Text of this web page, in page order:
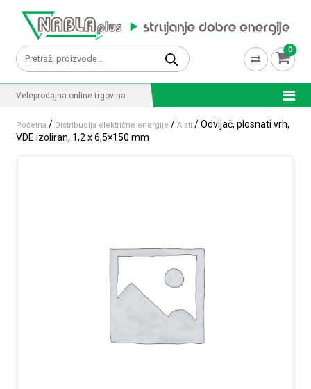
Pretraži: 0
Veleprodajna online trgovina
Početna / Distribucija električne energije /Alati / Odvijač, plosnati vrh,
VDE izoliran, 1,2 x 6,5×150 mm